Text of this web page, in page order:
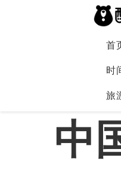
首
时
旅
中